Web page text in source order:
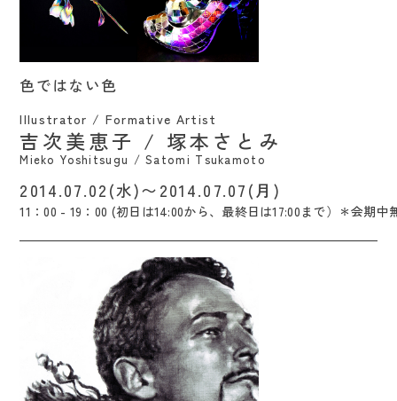
Satomi Tsukamoto
色ではない色
Illustrator / Formative Artist
吉次美恵子 / 塚本さとみ
Mieko Yoshitsugu / Satomi Tsukamoto
2014.07.02(水)〜2014.07.07(月)
11：00 - 19：00 (初日は14:00から、最終日は17:00まで）＊会期中